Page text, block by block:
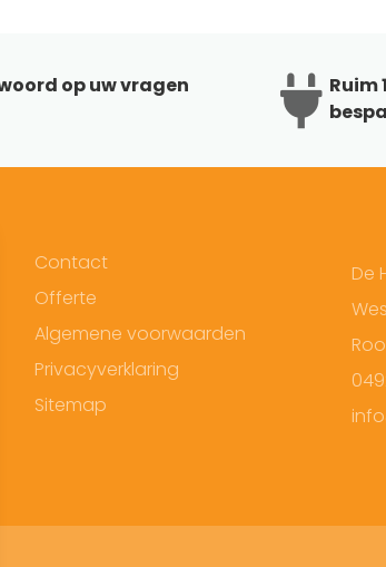
op uw vragen
Ruim
Contact
Offerte
Algemene voorwaarden
Privacyverklaring
Sitemap
De